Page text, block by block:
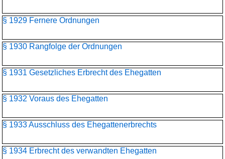
§ 1929 Fernere Ordnungen
§ 1930 Rangfolge der Ordnungen
§ 1931 Gesetzliches Erbrecht des Ehegatten
§ 1932 Voraus des Ehegatten
§ 1933 Ausschluss des Ehegattenerbrechts
§ 1934 Erbrecht des verwandten Ehegatten